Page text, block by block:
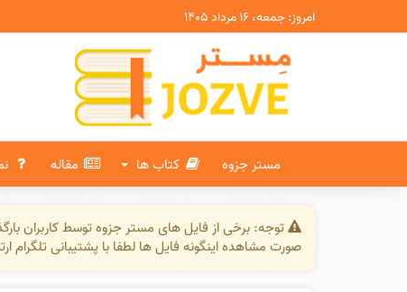
امروز: جمعه، ۱۶ مرداد ۱۴۰۵
مستر جزوه کتاب ها مقاله
توجه: برخی از فایل های مستر جزوه توسط کاربران
صورت مشاهده اینگونه فایل ها لطفا با پشتیبانی تلگرام